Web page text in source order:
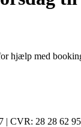
hjælp med
| CVR: 28 28 62 95